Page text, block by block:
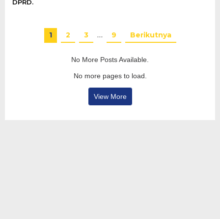
DPRD.
1 2 3 … 9 Berikutnya
No More Posts Available.
No more pages to load.
View More